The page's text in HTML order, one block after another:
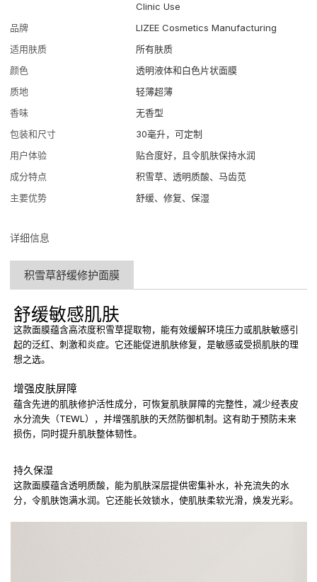
Clinic Use
品牌
LIZEE Cosmetics Manufacturing
适用肤质
所有肤质
颜色
透明液体和白色片状面膜
质地
轻薄超薄
香味
无香型
包装和尺寸
30毫升，可定制
用户体验
贴合度好，且令肌肤保持水润
成分特点
积雪草、透明质酸、马齿苋
主要优势
舒缓、修复、保湿
详细信息
积雪草舒缓修护面膜
舒缓敏感肌肤
这款面膜蕴含高浓度积雪草提取物，能有效缓解环境压力或肌肤敏感引
起的泛红、刺激和炎症。它还能促进肌肤修复，是敏感或受损肌肤的理
想之选。
增强皮肤屏障
蕴含先进的肌肤修护活性成分，可恢复肌肤屏障的完整性，减少经表皮
水分流失（TEWL），并增强肌肤的天然防御机制。这有助于预防未来
损伤，同时提升肌肤整体韧性。
持久保湿
这款面膜蕴含透明质酸，能为肌肤深层提供密集补水，补充流失的水
分，令肌肤饱满水润。它还能长效锁水，使肌肤柔软光滑，焕发光彩。